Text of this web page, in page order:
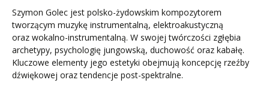
Szymon Golec jest polsko-żydowskim kompozytorem
tworzącym muzykę instrumentalną, elektroakustyczną
oraz wokalno-instrumentalną. W swojej twórczości zgłębia
archetypy, psychologię jungowską, duchowość oraz kabałę.
Kluczowe elementy jego estetyki obejmują koncepcję rzeźby
dźwiękowej oraz tendencje post-spektralne.